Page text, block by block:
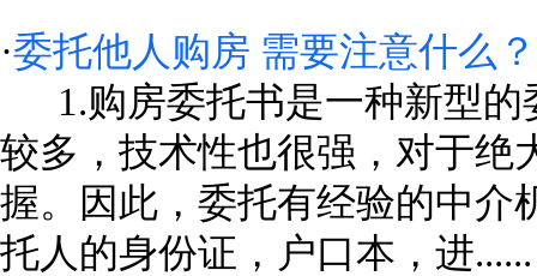
·委托他人购房 需要注意什么？
1.购房委托书是一种新型的
较多，技术性也很强，对于绝
握。因此，委托有经验的中介
托人的身份证，户口本，进......